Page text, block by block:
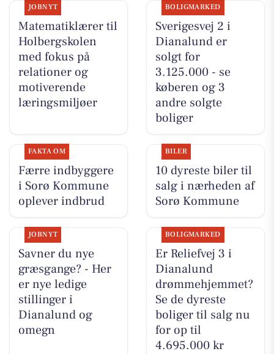
JOBNYT
Matematiklærer til
Holbergskolen
med fokus på
relationer og
motiverende
læringsmiljøer
BOLIGMARKED
Sverigesvej 2 i
Dianalund er
solgt for
3.125.000 - se
køberen og 3
andre solgte
boliger
FAKTA OM
Færre indbyggere
i Sorø Kommune
oplever indbrud
BILER
10 dyreste biler til
salg i nærheden af
Sorø Kommune
JOBNYT
Savner du nye
græsgange? - Her
er nye ledige
stillinger i
Dianalund og
omegn
BOLIGMARKED
Er Reliefvej 3 i
Dianalund
drømmehjemmet?
Se de dyreste
boliger til salg nu
for op til
4.695.000 kr